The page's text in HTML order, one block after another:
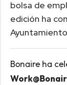
bolsa de
edición ha
Bonaire ha